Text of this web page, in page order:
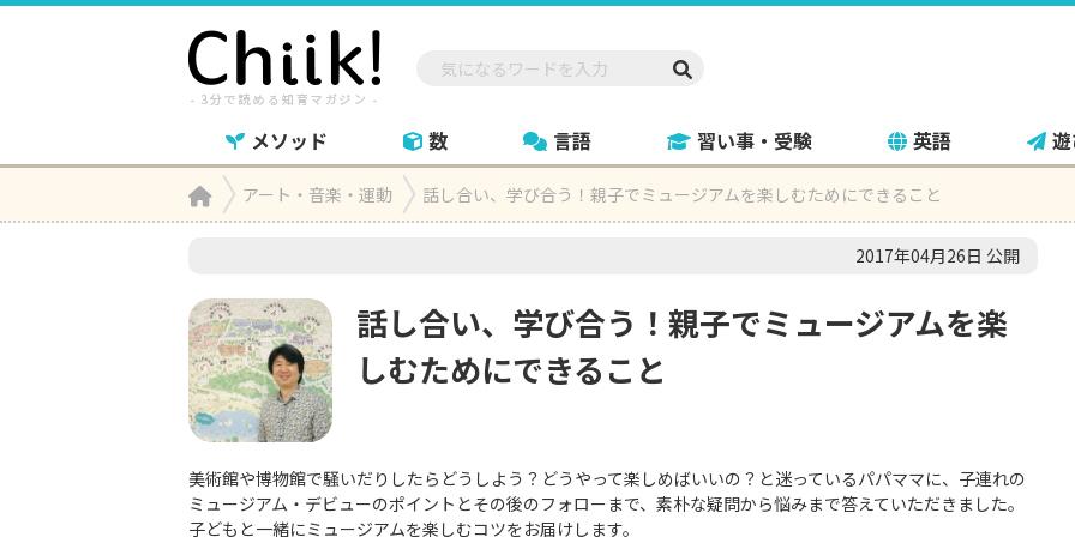
メソッド 数 言語 習い事・受験 英語
Homeアート・音楽・運動 話し合い、学び合う！親子でミュージアムを楽しむためにできること
2017年04月26日 公開
話し合い、学び合う！親子でミュージアムを楽
しむためにできること
美術館や博物館で騒いだりしたらどうしよう？どうやって楽しめばいいの？と迷っているパパママに、子連れの
ミュージアム・デビューのポイントとその後のフォローまで、素朴な疑問から悩みまで答えていただきました。
子どもと一緒にミュージアムを楽しむコツをお届けします。